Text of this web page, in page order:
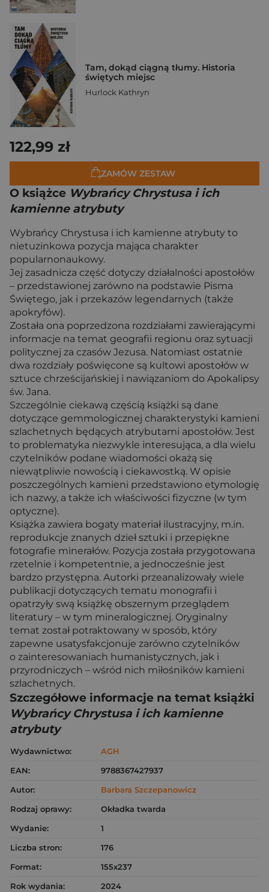
Tam, dokąd ciągną tłumy. Historia
świętych miejsc
Hurlock Kathryn
122,99 zł
ZAMÓW ZESTAW
O książce Wybrańcy Chrystusa i ich
kamienne atrybuty
Wybrańcy Chrystusa i ich kamienne atrybuty to
nietuzinkowa pozycja mająca charakter
popularnonaukowy.
Jej zasadnicza część dotyczy działalności apostołów
– przedstawionej zarówno na podstawie Pisma
Świętego, jak i przekazów legendarnych (także
apokryfów).
Została ona poprzedzona rozdziałami zawierającymi
informacje na temat geografii regionu oraz sytuacji
politycznej za czasów Jezusa. Natomiast ostatnie
dwa rozdziały poświęcone są kultowi apostołów w
sztuce chrześcijańskiej i nawiązaniom do Apokalipsy
św. Jana.
Szczególnie ciekawą częścią książki są dane
dotyczące gemmologicznej charakterystyki kamieni
szlachetnych będących atrybutami apostołów. Jest
to problematyka niezwykle interesująca, a dla wielu
czytelników podane wiadomości okażą się
niewątpliwie nowością i ciekawostką. W opisie
poszczególnych kamieni przedstawiono etymologię
ich nazwy, a także ich właściwości fizyczne (w tym
optyczne).
Książka zawiera bogaty materiał ilustracyjny, m.in.
reprodukcje znanych dzieł sztuki i przepiękne
fotografie minerałów. Pozycja została przygotowana
rzetelnie i kompetentnie, a jednocześnie jest
bardzo przystępna. Autorki przeanalizowały wiele
publikacji dotyczących tematu monografii i
opatrzyły swą książkę obszernym przeglądem
literatury – w tym mineralogicznej. Oryginalny
temat został potraktowany w sposób, który
zapewne usatysfakcjonuje zarówno czytelników
o zainteresowaniach humanistycznych, jak i
przyrodniczych – wśród nich miłośników kamieni
szlachetnych.
Szczegółowe informacje na temat książki
Wybrańcy Chrystusa i ich kamienne
atrybuty
Wydawnictwo:
AGH
EAN:
9788367427937
Autor:
Barbara Szczepanowicz
Rodzaj oprawy:
Okładka twarda
Wydanie:
1
Liczba stron:
176
Format:
155x237
Rok wydania:
2024